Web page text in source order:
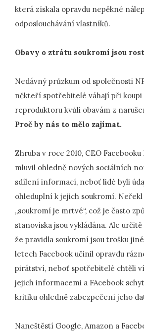
která získala opravdu nepěkné
odposlouchávání vlastníků.
Obavy o ztrátu soukromí jsou
Nedávný průzkum od společnosti
někteří spotřebitelé váhají při
reproduktoru kvůli obavám z
Proč by nás to mělo zajímat.
Zhruba v roce 2010, CEO
mluvil ohledně nových sociálních
sdílení informací, neboť lidé byli
ohleduplní k jejich soukromí. Neřekl
„soukromí je mrtvé“, což je často
stanoviska jsou vykládána. Ale
že pravidla soukromí jsou trošku
letech Facebook učinil opravdu
pirátství, neboť spotřebitelé chtěli
jejich informacemi a FAcebook
kritiku ohledně zabezpečení jeho
Naneštěstí Google, Amazon a